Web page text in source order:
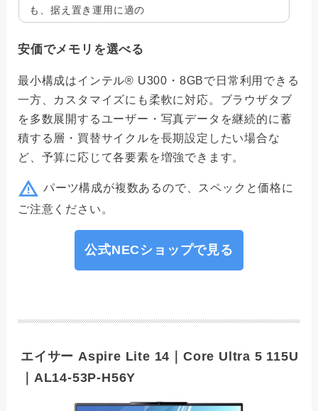
も、据え置き運用に適の
安価でメモリを選べる
最小構成はインテル® U300・8GBで日常利用できる
一方、カスタマイズにも柔軟に対応。ブラウザタブ
を多数展開するユーザー・写真データを継続的に蓄
積する層・買替サイクルを長期設定したい場合な
ど、予算に応じて各要素を増強できます。
パーツ構成が複数あるので、スペックと価格に
ご注意ください。
公式NECショップで見る
エイサー Aspire Lite 14｜Core Ultra 5 115U
｜AL14-53P-H56Y